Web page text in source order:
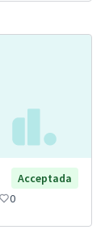
Acceptada
0